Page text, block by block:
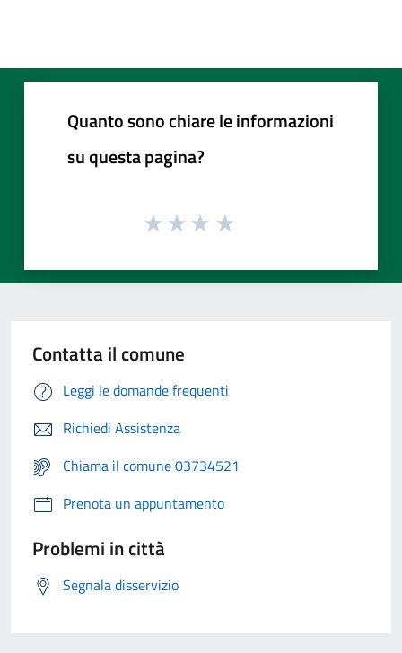
Quanto sono chiare le informazioni
su questa pagina?
Contatta il comune
Leggi le domande frequenti
Richiedi Assistenza
Chiama il comune 03734521
Prenota un appuntamento
Problemi in città
Segnala disservizio